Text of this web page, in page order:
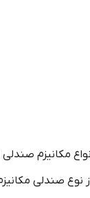
مکانیزم
نوع صندلی